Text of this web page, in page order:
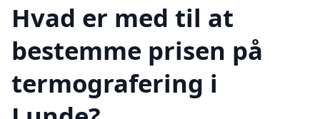
Hvad er med til at
bestemme prisen på
termografering i